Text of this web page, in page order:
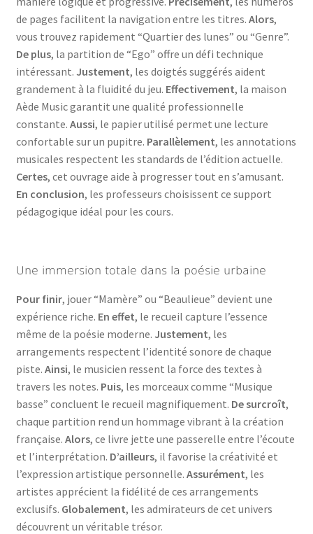
de pages facilitent la navigation entre les titres. Alors,
vous trouvez rapidement “Quartier des lunes” ou “Genre”.
De plus, la partition de “Ego” offre un défi technique
intéressant. Justement, les doigtés suggérés aident
grandement à la fluidité du jeu. Effectivement, la maison
Aède Music garantit une qualité professionnelle
constante. Aussi, le papier utilisé permet une lecture
confortable sur un pupitre. Parallèlement, les annotations
musicales respectent les standards de l’édition actuelle.
Certes, cet ouvrage aide à progresser tout en s’amusant.
En conclusion, les professeurs choisissent ce support
pédagogique idéal pour les cours.
Une immersion totale dans la poésie urbaine
Pour finir, jouer “Mamère” ou “Beaulieue” devient une
expérience riche. En effet, le recueil capture l’essence
même de la poésie moderne. Justement, les
arrangements respectent l’identité sonore de chaque
piste. Ainsi, le musicien ressent la force des textes à
travers les notes. Puis, les morceaux comme “Musique
basse” concluent le recueil magnifiquement. De surcroît,
chaque partition rend un hommage vibrant à la création
française. Alors, ce livre jette une passerelle entre l’écoute
et l’interprétation. D’ailleurs, il favorise la créativité et
l’expression artistique personnelle. Assurément, les
artistes apprécient la fidélité de ces arrangements
exclusifs. Globalement, les admirateurs de cet univers
découvrent un véritable trésor.